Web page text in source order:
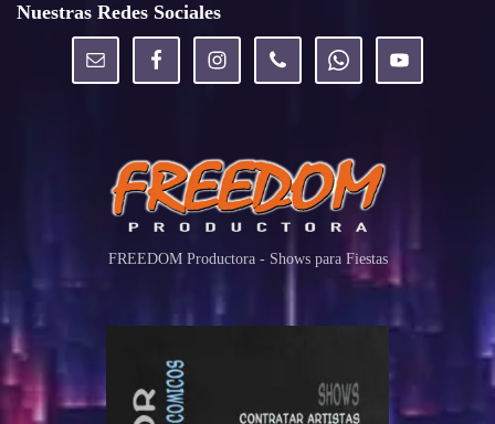
Nuestras Redes Sociales
FREEDOM Productora - Shows para Fiestas